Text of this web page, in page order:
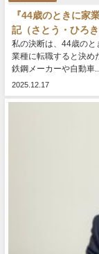
『44歳のときに家
記（さとう・ひろ
私の決断は、44歳のと
業種に転職すると決め
鉄鋼メーカーや自動車...
2025.12.17